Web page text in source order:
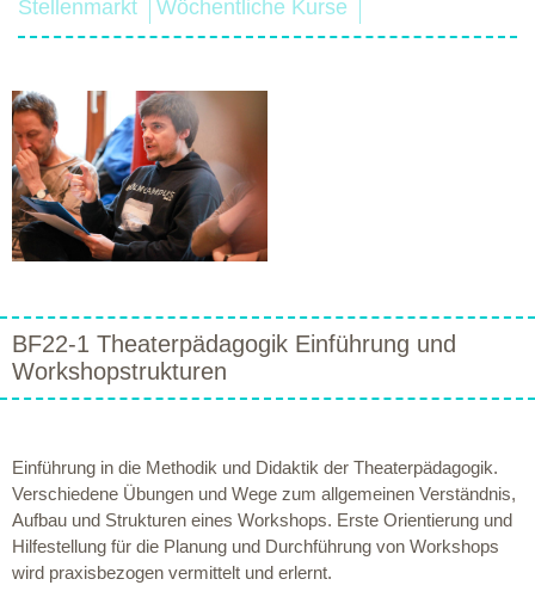
Stellenmarkt
Wöchentliche Kurse
BF22-1 Theaterpädagogik Einführung und
Workshopstrukturen
Einführung in die Methodik und Didaktik der Theaterpädagogik.
Verschiedene Übungen und Wege zum allgemeinen Verständnis,
Aufbau und Strukturen eines Workshops. Erste Orientierung und
Hilfestellung für die Planung und Durchführung von Workshops
wird praxisbezogen vermittelt und erlernt.